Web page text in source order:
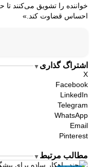
خواننده را تشویق می‌کنند
احساس قضاوت کند.»
اشتراگ گذاری ▼
X
Facebook
LinkedIn
Telegram
WhatsApp
Email
Pinterest
مطالب مرتبط ▼